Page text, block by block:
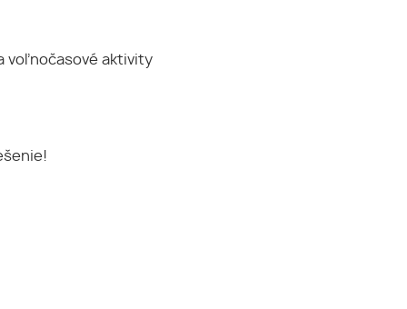
voľnočasové aktivity